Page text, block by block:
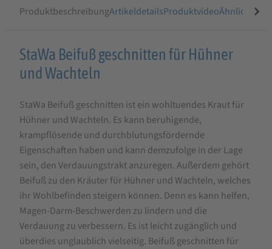
ProduktbeschreibungArtikeldetailsProduktvideoÄhnliche
Produktbeschreibung
für
Beifuß
geschnitten
für
Hühner
und
Wachteln
StaWa Beifuß geschnitten für Hühner
und Wachteln
StaWa Beifuß geschnitten ist ein wohltuendes Kraut für
Hühner und Wachteln. Es kann beruhigende,
krampflösende und durchblutungsfördernde
Eigenschaften haben und kann demzufolge in der Lage
sein, den Verdauungstrakt anzuregen. Außerdem gehört
Beifuß zu den Kräuter für Hühner und Wachteln, welches
ihr Wohlbefinden steigern können. Denn es kann helfen,
Magen-Darm-Beschwerden zu lindern und die
Verdauung zu verbessern. Es ist leicht zugänglich und
überdies unglaublich vielseitig. Beifuß geschnitten für